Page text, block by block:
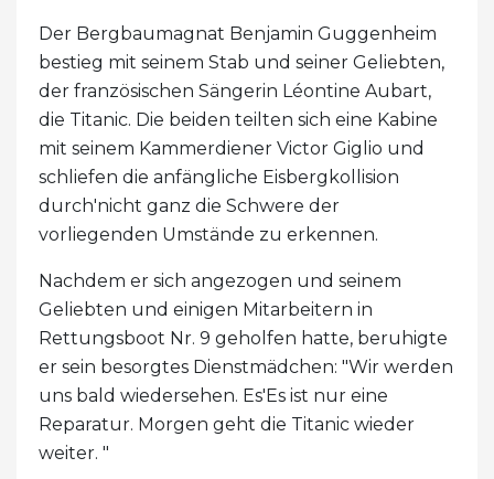
Der Bergbaumagnat Benjamin Guggenheim
bestieg mit seinem Stab und seiner Geliebten,
der französischen Sängerin Léontine Aubart,
die Titanic. Die beiden teilten sich eine Kabine
mit seinem Kammerdiener Victor Giglio und
schliefen die anfängliche Eisbergkollision
durch'nicht ganz die Schwere der
vorliegenden Umstände zu erkennen.
Nachdem er sich angezogen und seinem
Geliebten und einigen Mitarbeitern in
Rettungsboot Nr. 9 geholfen hatte, beruhigte
er sein besorgtes Dienstmädchen: "Wir werden
uns bald wiedersehen. Es'Es ist nur eine
Reparatur. Morgen geht die Titanic wieder
weiter. "